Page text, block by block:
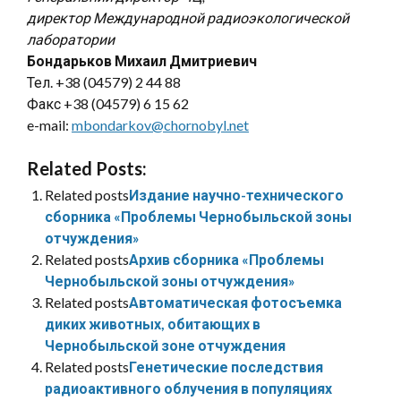
директор Международной радиоэкологической
лаборатории
Бондарьков Михаил Дмитриевич
Тел. +38 (04579) 2 44 88
Факс +38 (04579) 6 15 62
e-mail: mbondarkov@chornobyl.net
Related Posts:
Related postsИздание научно-технического
сборника «Проблемы Чернобыльской зоны
отчуждения»
Related postsАрхив сборника «Проблемы
Чернобыльской зоны отчуждения»
Related postsАвтоматическая фотосъемка
диких животных, обитающих в
Чернобыльской зоне отчуждения
Related postsГенетические последствия
радиоактивного облучения в популяциях